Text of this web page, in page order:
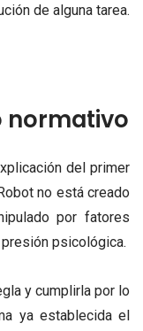
de alguna tarea.
normativo
del primer
no está creado
por fatores
psicológica.
y cumplirla por lo
ya establecida el